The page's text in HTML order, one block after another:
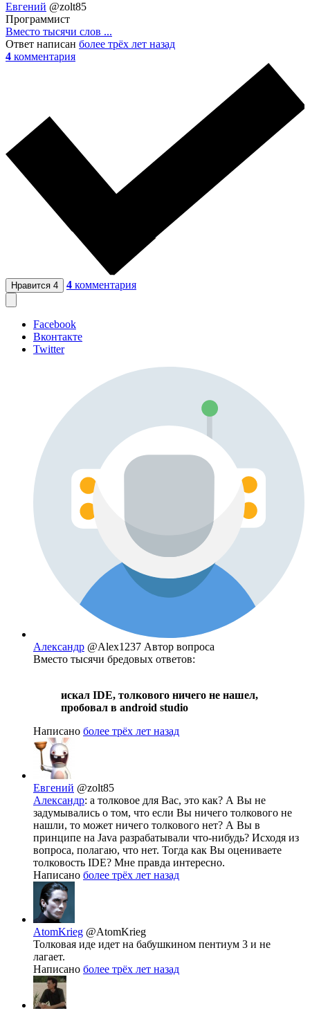
Евгений @zolt85
Программист
Вместо тысячи слов ...
Ответ написан более трёх лет назад
4 комментария
Нравится 4 4 комментария
Facebook
Вконтакте
Twitter
Александр @Alex1237 Автор вопроса
Вместо тысячи бредовых ответов:
искал IDE, толкового ничего не нашел,
пробовал в android studio
Написано более трёх лет назад
Евгений @zolt85
Александр: а толковое для Вас, это как? А Вы не
задумывались о том, что если Вы ничего толкового не
нашли, то может ничего толкового нет? А Вы в
принципе на Java разрабатывали что-нибудь? Исходя из
вопроса, полагаю, что нет. Тогда как Вы оцениваете
толковость IDE? Мне правда интересно.
Написано более трёх лет назад
AtomKrieg @AtomKrieg
Толковая иде идет на бабушкином пентиум 3 и не
лагает.
Написано более трёх лет назад